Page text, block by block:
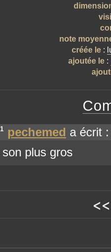
note
créée le:
ajoutée le:
1 pechemed a écrit :
son plus gros
<<